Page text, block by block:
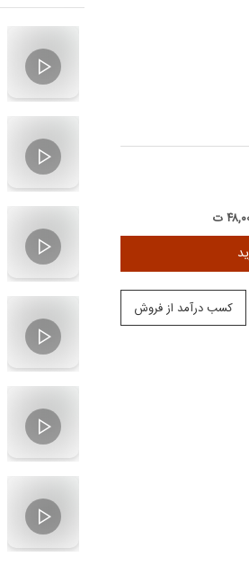
ت
کسب درآمد از فروش